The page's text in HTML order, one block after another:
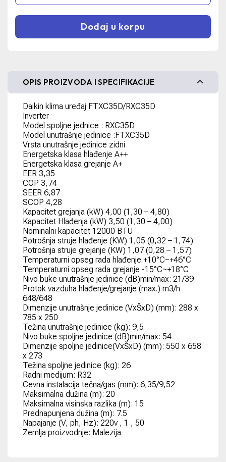
Dodaj u korpu
OPIS PROIZVODA I SPECIFIKACIJE
Daikin klima uređaj FTXC35D/RXC35D
Inverter
Model spoljne jednice : RXC35D
Model unutrašnje jedinice :FTXC35D
Vrsta unutrašnje jedinice zidni
Energetska klasa hlađenje A++
Energetska klasa grejanje A+
EER 3,35
COP 3,74
SEER 6,87
SCOP 4,28
Kapacitet grejanja (kW) 4,00 (1,30 – 4,80)
Kapacitet Hlađenja (kW) 3,50 (1,30 – 4,00)
Nominalni kapacitet 12000 BTU
Potrošnja struje hlađenje (KW) 1,05 (0,32 – 1,74)
Potrošnja struje grejanje (KW) 1,07 (0,28 – 1,57)
Temperaturni opseg rada hlađenje +10°C~+46°C
Temperaturni opseg rada grejanje -15°C~+18°C
Nivo buke unutrašnje jedinice (dB)min/max: 21/39
Protok vazduha hlađenje/grejanje (max.) m3/h
648/648
Dimenzije unutrašnje jedinice (VxŠxD) (mm): 288 x
785 x 250
Težina unutrašnje jedinice (kg): 9,5
Nivo buke spoljne jedinice (dB)min/max: 54
Dimenzije spoljne jedinice(VxŠxD) (mm): 550 x 658
x 273
Težina spoljne jedinice (kg): 26
Radni medijum: R32
Cevna instalacija tečna/gas (mm): 6,35/9,52
Maksimalna dužina (m): 20
Maksimalna visinska razlika (m): 15
Prednapunjena dužina (m): 7.5
Napajanje (V, ph, Hz): 220v , 1 , 50
Zemlja proizvodnje: Malezija